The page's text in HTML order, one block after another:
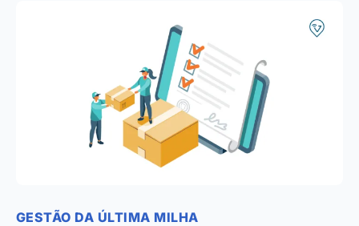
GESTÃO DA ÚLTIMA MILHA